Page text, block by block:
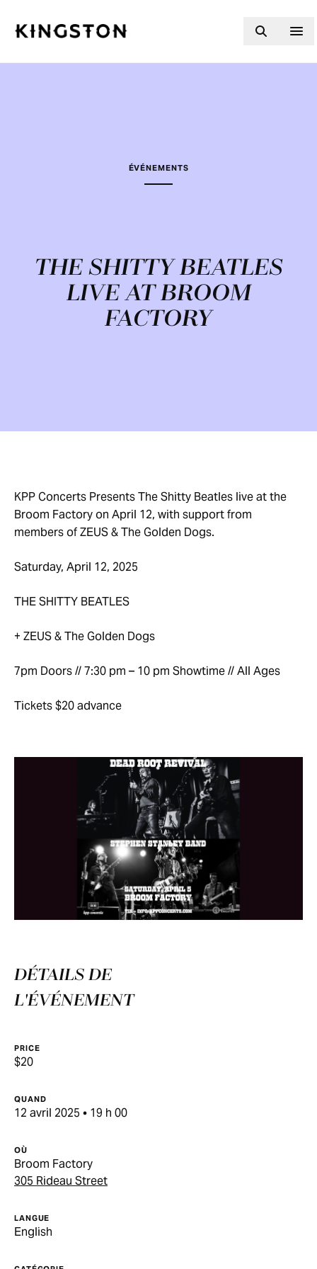
ÉVÉNEMENTS
THE SHITTY BEATLES
LIVE AT BROOM
FACTORY
KPP Concerts Presents The Shitty Beatles live at the
Broom Factory on April 12, with support from
members of ZEUS & The Golden Dogs.
Saturday, April 12, 2025
THE SHITTY BEATLES
+ ZEUS & The Golden Dogs
7pm Doors // 7:30 pm – 10 pm Showtime // All Ages
Tickets $20 advance
DÉTAILS DE
L'ÉVÉNEMENT
PRICE
$20
QUAND
12 avril 2025 • 19 h 00
OÙ
Broom Factory
305 Rideau Street
LANGUE
English